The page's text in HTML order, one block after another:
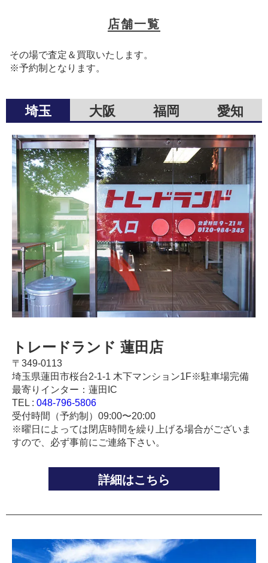
店舗一覧
その場で査定＆買取いたします。
※予約制となります。
埼玉 大阪 福岡 愛知
トレードランド 蓮田店
〒349-0113
埼玉県蓮田市桜台2-1-1 木下マンション1F※駐車場完備
最寄りインター：蓮田IC
TEL : 048-796-5806
受付時間（予約制）09:00〜20:00
※曜日によっては閉店時間を繰り上げる場合がございま
すので、必ず事前にご連絡下さい。
詳細はこちら